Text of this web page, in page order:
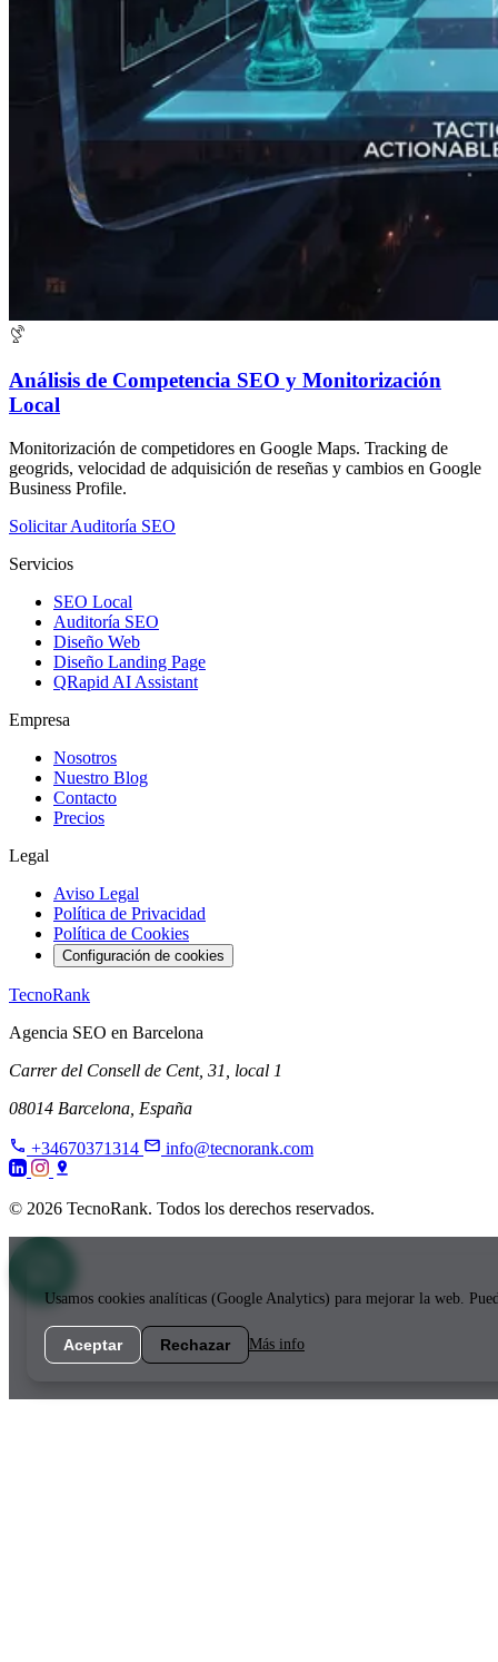
Análisis de Competencia SEO y Monitorización
Local
Monitorización de competidores en Google Maps. Tracking de
geogrids, velocidad de adquisición de reseñas y cambios en Google
Business Profile.
Solicitar Auditoría SEO
Servicios
SEO Local
Auditoría SEO
Diseño Web
Diseño Landing Page
QRapid AI Assistant
Empresa
Nosotros
Nuestro Blog
Contacto
Precios
Legal
Aviso Legal
Política de Privacidad
Política de Cookies
Configuración de cookies
TecnoRank
Agencia SEO en Barcelona
Carrer del Consell de Cent, 31, local 1
08014 Barcelona, España
+34670371314 info@tecnorank.com
© 2026 TecnoRank. Todos los derechos reservados.
Usamos cookies analíticas (Google Analytics) para mejorar la web.
Aceptar Rechazar Más info